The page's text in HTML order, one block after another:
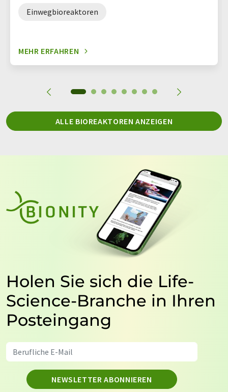
Einwegbioreaktoren
MEHR ERFAHREN
ALLE BIOREAKTOREN ANZEIGEN
Holen Sie sich die Life-
Science-Branche in Ihren
Posteingang
NEWSLETTER ABONNIEREN